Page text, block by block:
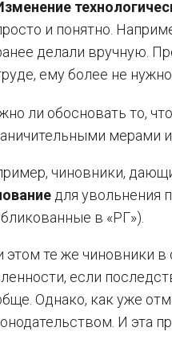
и понятно.
делали вручную.
ему более не нужно.
ли обосновать то,
мерами
чиновники,
для увольнения
в «РГ»).
этом те же чиновники
если
Однако, как уже
И эта